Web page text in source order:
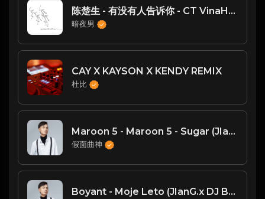
陈楚生 - 有没有人告诉你 - CT VinaHouse 2025 Remix
暗夜男
CAY X KAYSON X KENDY REMIX
杜比
Maroon 5 - Maroon 5 - Sugar (JIanG.x vs DJ Midnight Bootleg Mix)
假面曲神
Boyant - Moje Leto (JIanG.x DJ Bootleg)